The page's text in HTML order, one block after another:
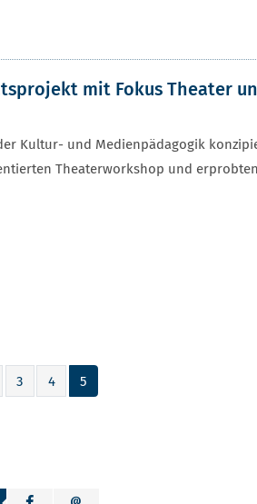
mit Fokus Theater
Kultur- und Medienpädagogik
Theaterworkshop und
3 4 5